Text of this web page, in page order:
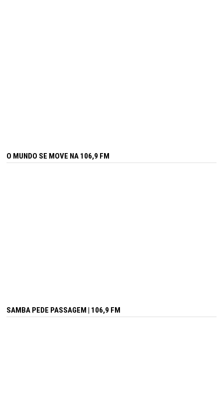
O MUNDO SE MOVE NA 106,9 FM
SAMBA PEDE PASSAGEM | 106,9 FM